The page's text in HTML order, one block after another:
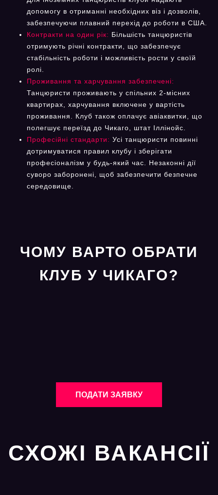
допомогу в отриманні необхідних віз і дозволів,
забезпечуючи плавний перехід до роботи в США.
Контракти на один рік: Більшість танцюристів
отримують річні контракти, що забезпечує
стабільність роботи і можливість рости у своїй
ролі.
Проживання та харчування забезпечені:
Танцюристи проживають у спільних 2-місних
квартирах, харчування включене у вартість
проживання. Клуб також оплачує авіаквитки, що
полегшує переїзд до Чикаго, штат Іллінойс.
Професійні стандарти: Усі танцюристи повинні
дотримуватися правил клубу і зберігати
професіоналізм у будь-який час. Незаконні дії
суворо заборонені, щоб забезпечити безпечне
середовище.
ЧОМУ ВАРТО ОБРАТИ
КЛУБ У ЧИКАГО?
ПОДАТИ ЗАЯВКУ
СХОЖІ ВАКАНСІЇ